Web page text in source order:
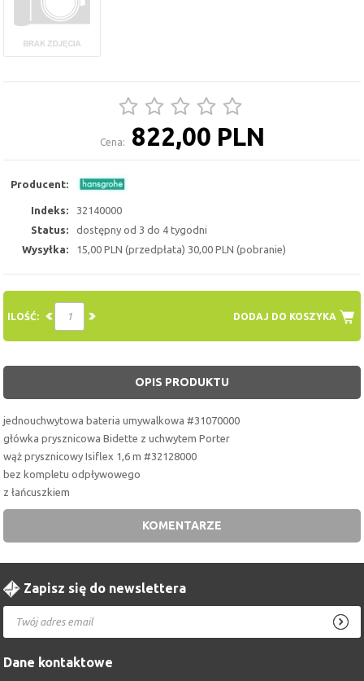
Cena: 822,00 PLN
Producent:
Indeks:
32140000
Status:
dostępny od 3 do 4 tygodni
Wysyłka:
15,00 PLN (przedpłata) 30,00 PLN (pobranie)
DODAJ DO KOSZYKA
ILOŚĆ:
OPIS PRODUKTU
jednouchwytowa bateria umywalkowa #31070000
główka prysznicowa Bidette z uchwytem Porter
wąż prysznicowy Isiflex 1,6 m #32128000
bez kompletu odpływowego
z łańcuszkiem
KOMENTARZE
Zapisz się do newslettera
Dane kontaktowe